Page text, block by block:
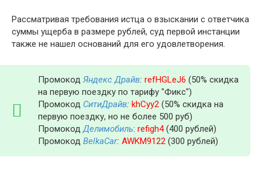
Рассматривая требования истца о взыскании с ответчика
суммы ущерба в размере рублей, суд первой инстанции
также не нашел оснований для его удовлетворения.
Промокод Яндекс Драйв: refHGLeJ6 (50% скидка
на первую поездку по тарифу "Фикс")
Промокод СитиДрайв: khCyy2 (50% скидка на
первую поездку, но не более 500 руб)
ПромокодДелимобиль: refigh4(400 рублей)
Промокод BelkaCar: AWKM9122 (300 рублей)